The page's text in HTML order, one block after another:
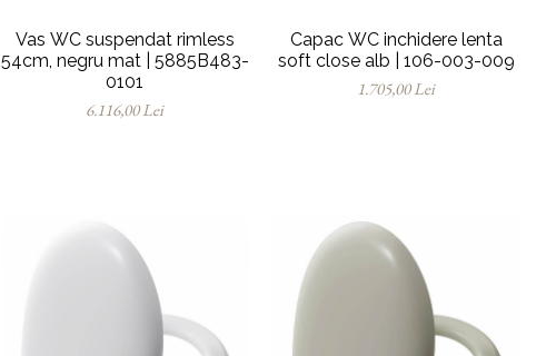
Vas WC suspendat rimless
54cm, negru mat | 5885B483-
0101
6.116,00 Lei
Capac WC inchidere lenta
soft close alb | 106-003-009
1.705,00 Lei